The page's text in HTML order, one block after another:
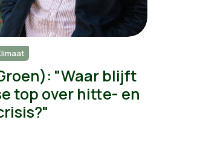
"Waar blijft
top over hitte- en